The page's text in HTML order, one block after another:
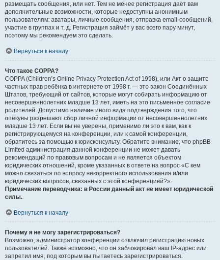
размещать сообщения, или нет. Тем не менее регистрация даёт вам
дополнительные возможности, которые недоступны анонимным
пользователям: аватары, личные сообщения, отправка email-сообщений,
участие в группах и т. д. Регистрация займёт у вас всего пару минут,
поэтому мы рекомендуем это сделать.
Вернуться к началу
Что такое COPPA?
COPPA (Children’s Online Privacy Protection Act of 1998), или Акт о защите
частных прав ребёнка в интернете от 1998 г. — это закон Соединённых
Штатов, требующий от сайтов, которые могут собирать информацию от
несовершеннолетних младше 13 лет, иметь на это письменное согласие
родителей. Допустимо наличие иного вида подтверждения того, что
опекуны разрешают сбор личной информации от несовершеннолетних
младше 13 лет. Если вы не уверены, применимо ли это к вам, как к
регистрирующемуся на конференции, или к самой конференции,
обратитесь за помощью к юрисконсульту. Обратите внимание, что phpBB
Limited администрация данной конференции не может давать
рекомендаций по правовым вопросам и не является объектом
юридических отношений, кроме указанных в ответе на вопрос «С кем
можно связаться по вопросу некорректного использования и/или
юридических вопросов, связанных с этой конференцией?».
Примечание переводчика: в России данный акт не имеет юридической
силы..
Вернуться к началу
Почему я не могу зарегистрироваться?
Возможно, администратор конференции отключил регистрацию новых
пользователей. Также возможно, что он заблокировал ваш IP-адрес или
запретил имя, под которым вы пытаетесь зарегистрироваться.